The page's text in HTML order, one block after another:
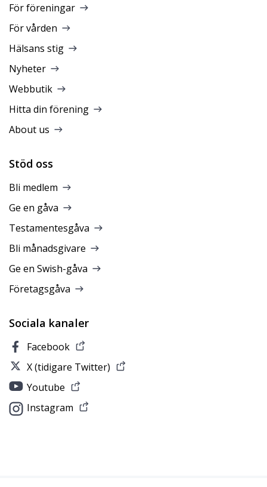
För föreningar
För vården
Hälsans stig
Nyheter
Webbutik
Hitta din förening
About us
Stöd oss
Bli medlem
Ge en gåva
Testamentesgåva
Bli månadsgivare
Ge en Swish-gåva
Företagsgåva
Sociala kanaler
Facebook
X (tidigare Twitter)
Youtube
Instagram